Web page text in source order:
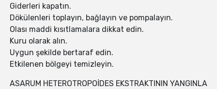
Giderleri kapatın.
Dökülenleri toplayın, bağlayın ve pompalayın.
Olası maddi kısıtlamalara dikkat edin.
Kuru olarak alın.
Uygun şekilde bertaraf edin.
Etkilenen bölgeyi temizleyin.
ASARUM HETEROTROPOİDES EKSTRAKTININ YANGINLA